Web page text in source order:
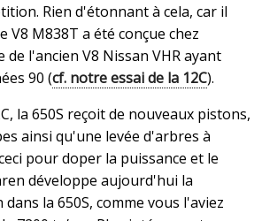
Rien d'étonnant à cela, car il
V8 M838T a été conçue chez
de l'ancien V8 Nissan VHR ayant
90 (cf. notre essai de la 12C).
la 650S reçoit de nouveaux pistons,
ainsi qu'une levée d'arbres à
pour doper la puissance et le
développe aujourd'hui la
dans la 650S, comme vous l'aviez